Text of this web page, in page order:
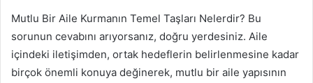
Mutlu Bir Aile Kurmanın Temel Taşları Nelerdir? Bu
sorunun cevabını arıyorsanız, doğru yerdesiniz. Aile
içindeki iletişimden, ortak hedeflerin belirlenmesine kadar
birçok önemli konuya değinerek, mutlu bir aile yapısının